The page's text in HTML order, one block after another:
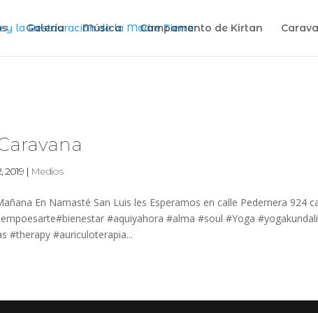
Galería Música Campamento de Kirtan
2019 | Medios
En Namasté San Luis les Esperamos en calle Pedernera 924
#aquiyahora #alma #soul #Yoga
#therapy #auriculoterapia...